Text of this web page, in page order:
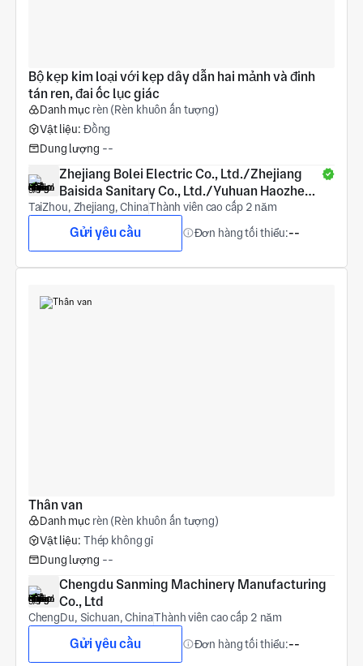
Bộ kẹp kim loại với kẹp dây dẫn hai mảnh và đinh
tán ren, đai ốc lục giác
Danh mục rèn (Rèn khuôn ấn tượng)
Vật liệu: Đồng
Dung lượng --
Zhejiang Bolei Electric Co., Ltd./Zhejiang
Baisida Sanitary Co., Ltd./Yuhuan Haozheng
COPPER Products Co., Ltd.
TaiZhou, Zhejiang, ChinaThành viên cao cấp 2 năm
Gửi yêu cầu Đơn hàng tối thiểu:--
Thân van
Danh mục rèn (Rèn khuôn ấn tượng)
Vật liệu: Thép không gỉ
Dung lượng --
Chengdu Sanming Machinery Manufacturing
Co., Ltd
ChengDu, Sichuan, ChinaThành viên cao cấp 2 năm
Gửi yêu cầu Đơn hàng tối thiểu:--